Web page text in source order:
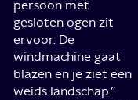
persoon met
gesloten ogen zit
ervoor. De
windmachine gaat
blazen en je ziet een
weids landschap.”